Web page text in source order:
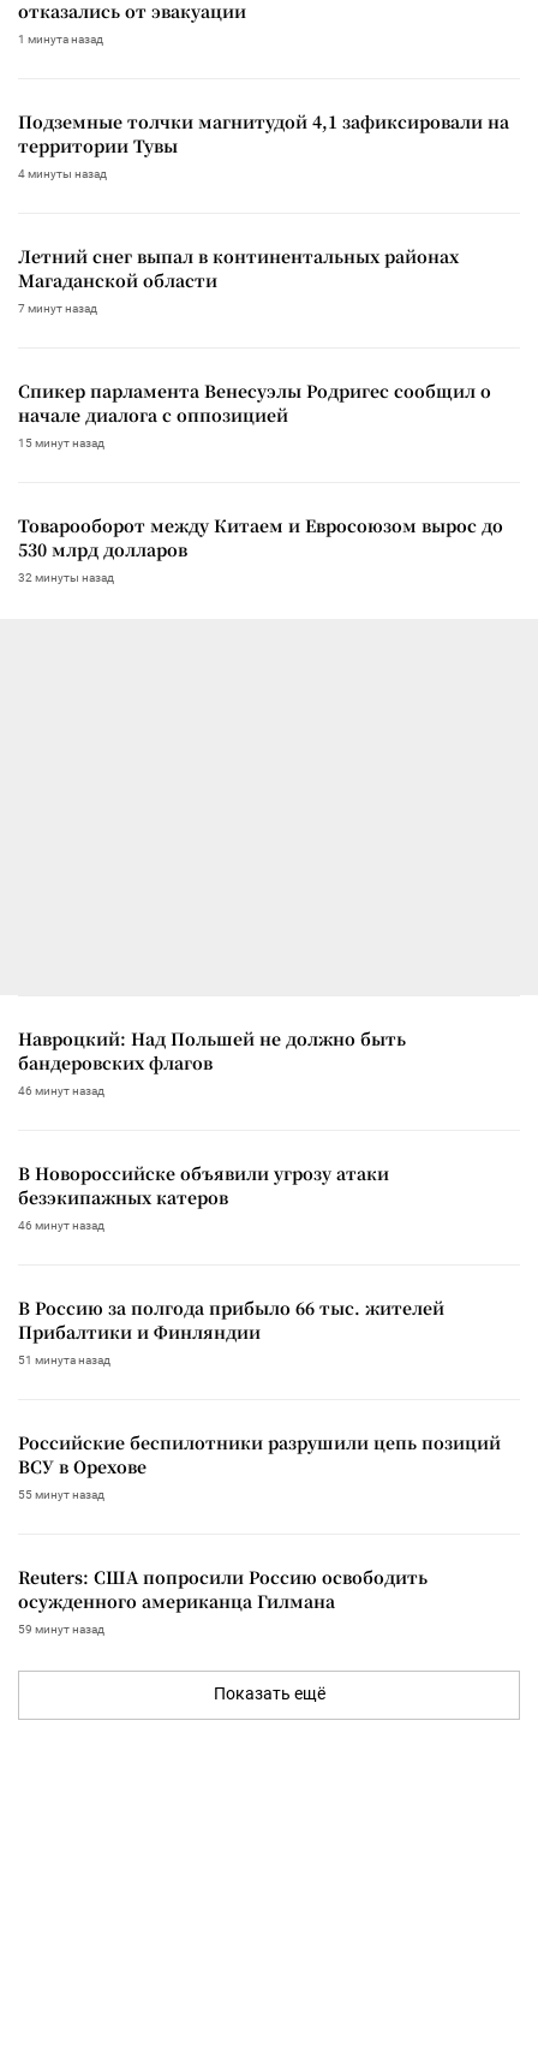
отказались от эвакуации
1 минута назад
Подземные толчки магнитудой 4,1 зафиксировали на
территории Тувы
4 минуты назад
Летний снег выпал в континентальных районах
Магаданской области
7 минут назад
Спикер парламента Венесуэлы Родригес сообщил о
начале диалога с оппозицией
15 минут назад
Товарооборот между Китаем и Евросоюзом вырос до
530 млрд долларов
32 минуты назад
Навроцкий: Над Польшей не должно быть
бандеровских флагов
46 минут назад
В Новороссийске объявили угрозу атаки
безэкипажных катеров
46 минут назад
В Россию за полгода прибыло 66 тыс. жителей
Прибалтики и Финляндии
51 минута назад
Российские беспилотники разрушили цепь позиций
ВСУ в Орехове
55 минут назад
Reuters: США попросили Россию освободить
осужденного американца Гилмана
59 минут назад
Показать ещё